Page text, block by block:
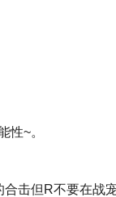
~。
但R不要在战